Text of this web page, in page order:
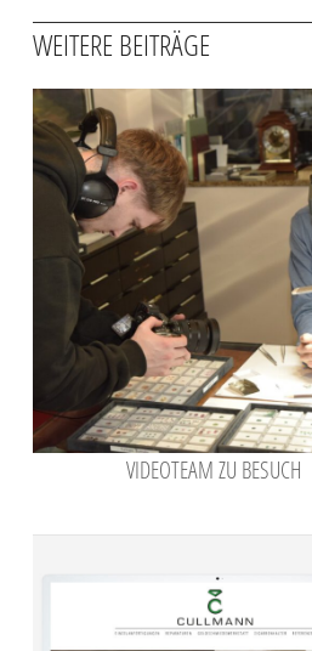
WEITERE BEITRÄGE
VIDEOTEAM ZU BESUCH